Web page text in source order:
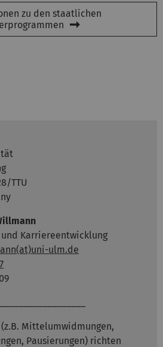
zu den staatlichen
TTU
Karriereentwicklung
ulm.de
(z.B. Mittelumwidmungen,
Pausierungen) richten